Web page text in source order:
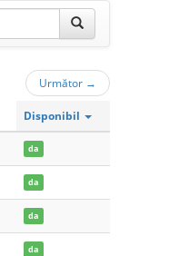
Următor →
Disponibil
da
da
da
da